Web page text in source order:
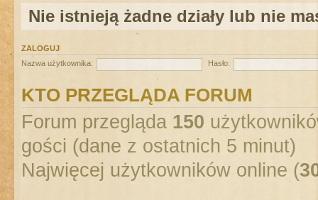
Nie istnieją żadne działy lub nie
ZALOGUJ
Nazwa użytkownika:
Hasło:
KTO PRZEGLĄDA FORUM
Forum przegląda 150
gości (dane z ostatnich 5 minut)
Najwięcej użytkowników online (